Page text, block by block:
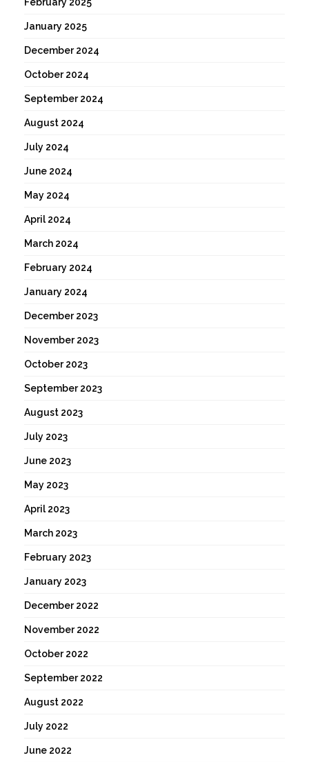
January 2025
December 2024
October 2024
September 2024
August 2024
July 2024
June 2024
May 2024
April 2024
March 2024
February 2024
January 2024
December 2023
November 2023
October 2023
September 2023
August 2023
July 2023
June 2023
May 2023
April 2023
March 2023
February 2023
January 2023
December 2022
November 2022
October 2022
September 2022
August 2022
July 2022
June 2022